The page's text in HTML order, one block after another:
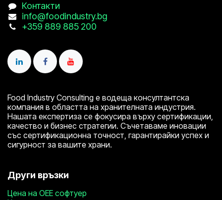
Food Industry Consulting е водеща консултантска
компания в областта на хранителната индустрия.
Нашата експертиза се фокусира върху сертификации,
качество и бизнес стратегии. Съчетаваме иновации
със сертификационна точност, гарантирайки успех и
си​​гурност за вашите храни.
Други връзки
Цена на ОЕЕ софтуер
Контакти
info@foodindustry.bg
+359 889 885 200